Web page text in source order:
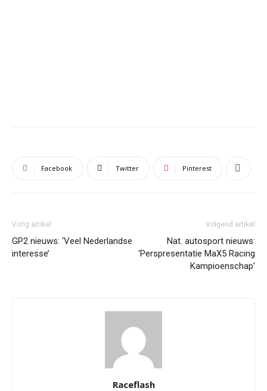
Facebook Twitter Pinterest
Vorig artikel
GP2 nieuws: ‘Veel Nederlandse
interesse’
Volgend artikel
Nat. autosport nieuws:
‘Perspresentatie MaX5 Racing
Kampioenschap’
Raceflash